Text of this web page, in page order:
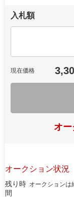
入札額
現在価格
オ
オークション状況
残り時
間
オークションは